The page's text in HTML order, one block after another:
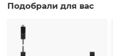
Подобрали для вас